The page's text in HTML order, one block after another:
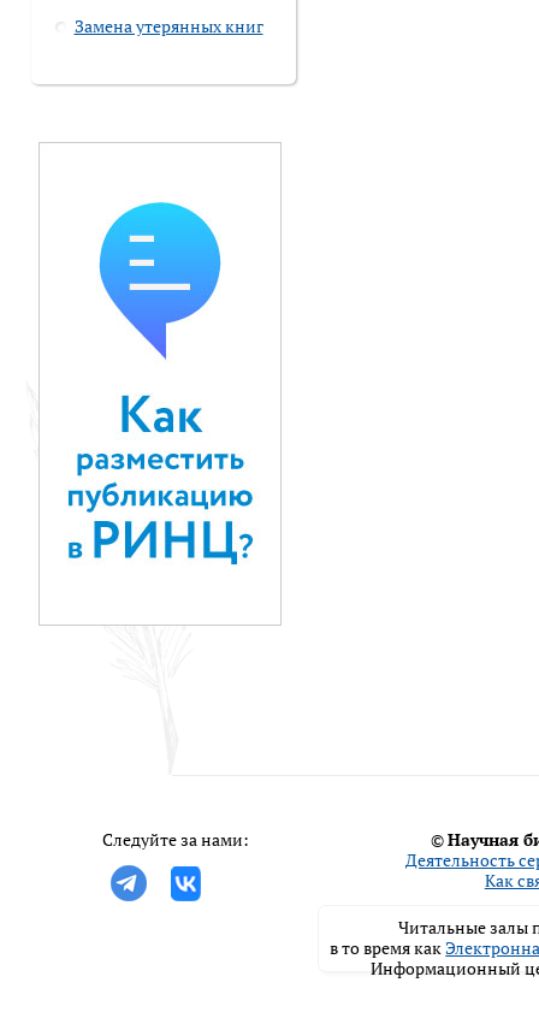
Замена утерянных книг
Следуйте за нами: ©Научная
Деятельность
Как
Читальные залы
в то время как
Информационный